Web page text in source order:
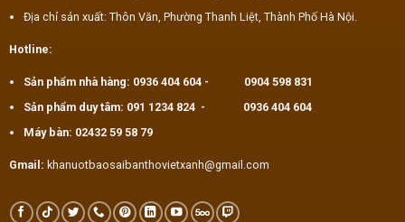
Địa chỉ sản xuất: Thôn Văn, Phường Thanh Liệt, Thành Phố Hà Nội.
Hotline:
Sản phẩm nhà hàng: 0936 404 604- 0904 598 831
Sản phẩm duy tâm: 091 1234 824 -
0936 404 604
Máy bàn: 02432 59 58 79
Gmail: khanuotbaosaibanthovietxanh@gmail.com